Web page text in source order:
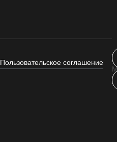
Пользовательское соглашение